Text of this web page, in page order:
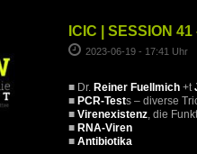
ICIC | SESSION
2023-06-19 - 17:41 Uhr
■ Dr. Reiner Fuellmich+t
■ PCR-Tests – diverse
■ Virenexistenz, die
■ RNA-Viren
■ Antibiotika